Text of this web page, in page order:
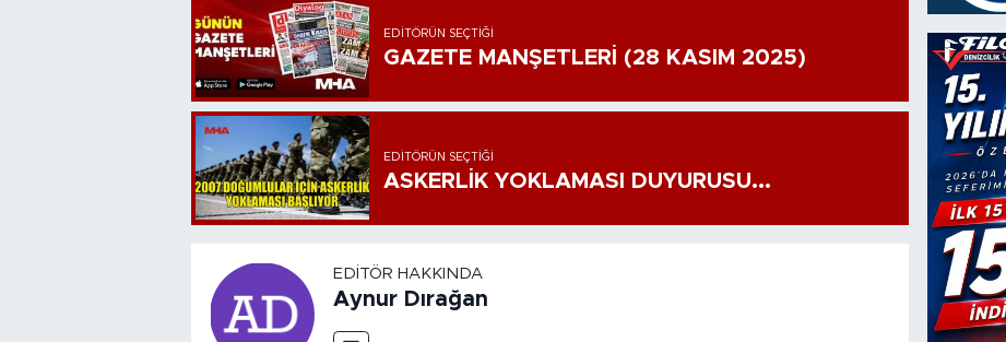
EDITÖRÜN SEÇTIĞI
GAZETE MANŞETLERİ (28 KASIM 2025)
EDITÖRÜN SEÇTIĞI
ASKERLİK YOKLAMASI DUYURUSU...
EDITÖR HAKKINDA
Aynur Dırağan